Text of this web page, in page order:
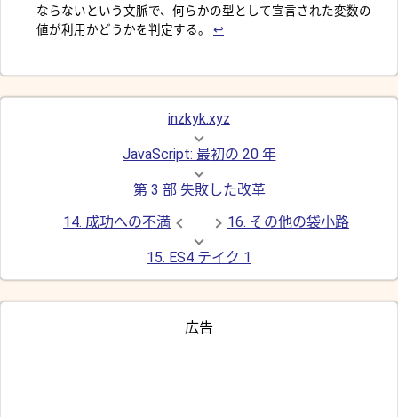
ならないという文脈で、何らかの型として宣言された変数の
値が利用かどうかを判定する。 ↩︎
inzkyk.xyz
JavaScript: 最初の 20 年
第 3 部 失敗した改革
14. 成功への不満
16. その他の袋小路
15. ES4 テイク 1
広告